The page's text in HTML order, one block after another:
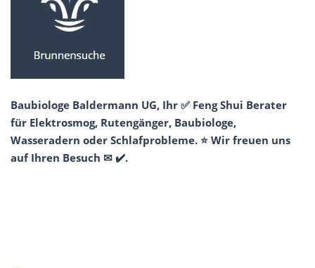
Baubiologe Baldermann UG, Ihr ✅ Feng Shui Berater
für Elektrosmog, Rutengänger, Baubiologe,
Wasseradern oder Schlafprobleme. ⭐ Wir freuen uns
auf Ihren Besuch ✉ ✔️.